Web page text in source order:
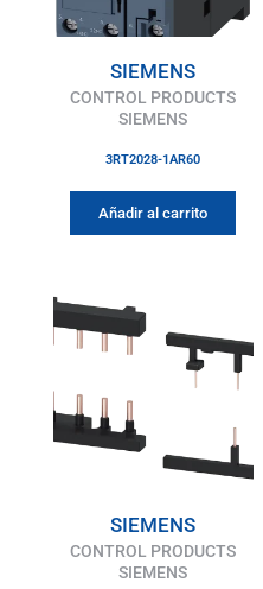
SIEMENS
CONTROL PRODUCTS
SIEMENS
3RT2028-1AR60
Añadir al carrito
SIEMENS
CONTROL PRODUCTS
SIEMENS